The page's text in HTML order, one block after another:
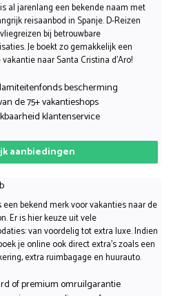
al jarenlang een bekende naam met
reisaanbod in Spanje. D-Reizen
bij betrouwbare
Je boekt zo gemakkelijk een
naar Santa Cristina d’Aro!
bescherming
de 75+ vakantieshops
klantenservice
aanbiedingen
een bekend merk voor vakanties naar de
Er is hier keuze uit vele
van voordelig tot extra luxe. Indien
je online ook direct extra’s zoals een
extra ruimbagage en huurauto.
of premium omruilgarantie